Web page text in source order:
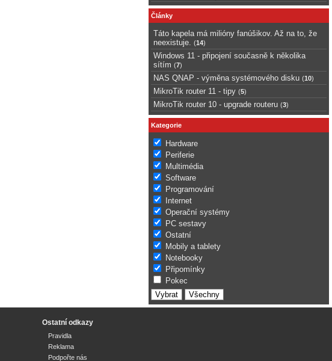
Články
Táto kapela má milióny fanúšikov. Až na to, že
neexistuje.
(14)
Windows 11 - připojení současně k několika
sítím (7)
NAS QNAP - výměna systémového disku (10)
MikroTik router 11 - tipy (5)
MikroTik router 10 - upgrade routeru (3)
Kategorie
Hardware
Periferie
Multimédia
Software
Programování
Internet
Operační systémy
PC sestavy
Ostatní
Mobily a tablety
Notebooky
Připomínky
Pokec
Ostatní odkazy
Pravidla
Reklama
Podpořte nás